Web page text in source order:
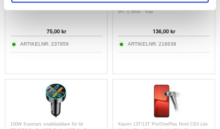
75,00 kr
ARTIKELNR: 237959
9H, 0.3mm - Klar
136,00 kr
ARTIKELNR: 218638
100W 6-portars snabbladdare för bil
Xiaomi 13T/13T Pro/OnePlus Nord CE4 Lite